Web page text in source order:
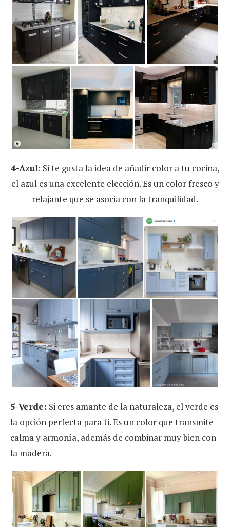
4-Azul: Si te gusta la idea de añadir color a tu cocina,
el azul es una excelente elección. Es un color fresco y
relajante que se asocia con la tranquilidad.
5-Verde: Si eres amante de la naturaleza, el verde es
la opción perfecta para ti. Es un color que transmite
calma y armonía, además de combinar muy bien con
la madera.